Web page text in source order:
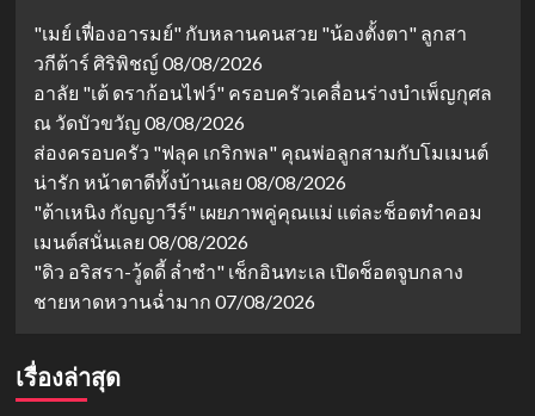
"เมย์ เฟื่องอารมย์" กับหลานคนสวย "น้องตั้งตา" ลูกสา
วกีต้าร์ ศิริพิชญ์ 08/08/2026
อาลัย "เต้ ดราก้อนไฟว์" ครอบครัวเคลื่อนร่างบำเพ็ญกุศล
ณ วัดบัวขวัญ 08/08/2026
ส่องครอบครัว "ฟลุค เกริกพล" คุณพ่อลูกสามกับโมเมนต์
น่ารัก หน้าตาดีทั้งบ้านเลย 08/08/2026
"ต้าเหนิง กัญญาวีร์" เผยภาพคู่คุณแม่ แต่ละช็อตทำคอม
เมนต์สนั่นเลย 08/08/2026
"ดิว อริสรา-วู้ดดี้ ล่ำซำ" เช็กอินทะเล เปิดช็อตจูบกลาง
ชายหาดหวานฉ่ำมาก 07/08/2026
เรื่องล่าสุด